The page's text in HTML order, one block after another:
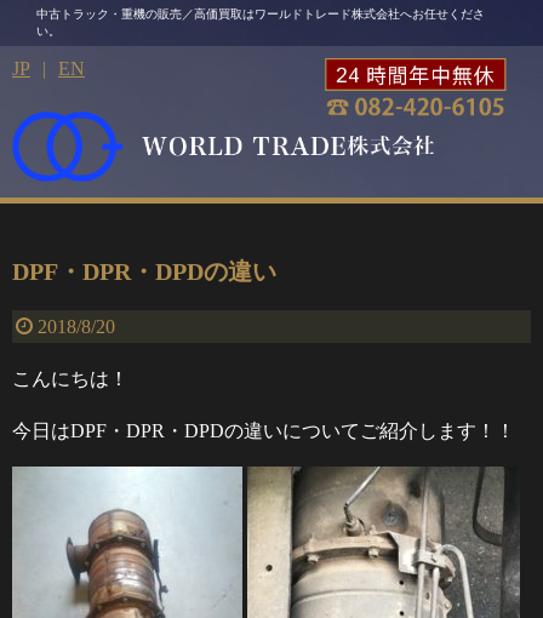
中古トラック・重機の販売／高価買取はワールドトレード株式会社へお任せくださ
い。
JP | EN
DPF・DPR・DPDの違い
2018/8/20
こんにちは！
今日はDPF・DPR・DPDの違いについてご紹介します！！